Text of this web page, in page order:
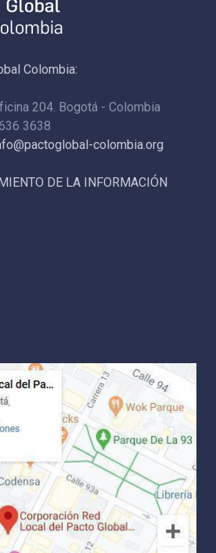
Colombia:
204. Bogotá - Colombia
3638
colombia.org
DE LA INFORMACIÓN